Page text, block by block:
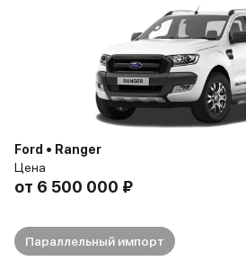
Ford • Ranger
Цена
от 6 500 000 ₽
Параллельный импорт